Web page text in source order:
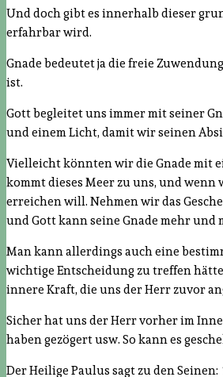
Und doch gibt es innerhalb dieser
erfahrbar wird.
Gnade bedeutet ja die freie
ist.
Gott begleitet uns immer mit seiner
und einem Licht, damit wir seinen
Vielleicht könnten wir die Gnade mit
kommt dieses Meer zu uns, und wenn
erreichen will. Nehmen wir das
und Gott kann seine Gnade mehr und
Man kann allerdings auch eine
wichtige Entscheidung zu treffen
innere Kraft, die uns der Herr zuvor
Sicher hat uns der Herr vorher im
haben gezögert usw. So kann es
Der Heilige Paulus sagt zu den Seinen: